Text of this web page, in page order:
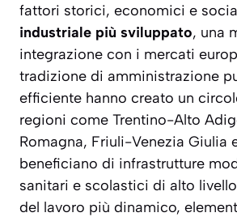
fattori storici, economici e
industriale più sviluppato, una
integrazione con i mercati
tradizione di amministrazione
efficiente hanno creato un
regioni come Trentino-Alto
Romagna, Friuli-Venezia Giulia
beneficiano di infrastrutture
sanitari e scolastici di alto
del lavoro più dinamico,